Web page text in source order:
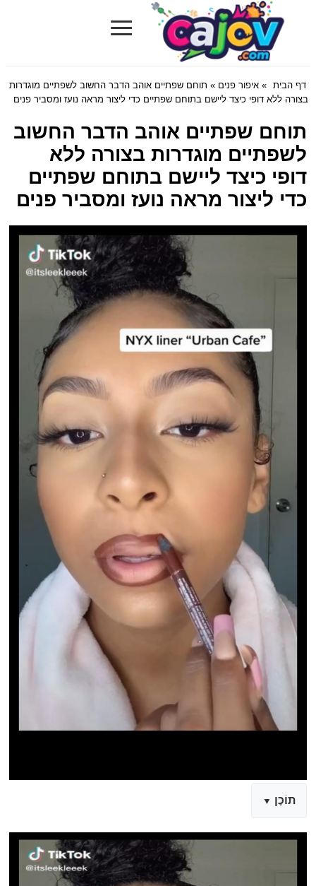
Cajov.com
≡
דף הבית » איפור פנים » תוחם שפתיים אוהב הדבר החשוב לשפתיים מוגדרות
בצורה ללא דופי כיצד ליישם בתוחם שפתיים כדי ליצור מראה נועז ומסביר פנים
תוחם שפתיים אוהב הדבר החשוב
לשפתיים מוגדרות בצורה ללא
דופי כיצד ליישם בתוחם שפתיים
כדי ליצור מראה נועז ומסביר פנים
תוֹכֶן